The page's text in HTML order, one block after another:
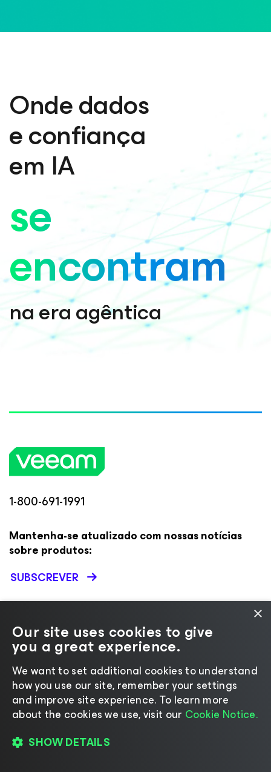
Onde dados
e confiança
em IA
se
encontram
na era agêntica
1-800-691-1991
Mantenha-se atualizado com nossas notícias
sobre produtos:
SUBSCREVER
VEEAM
Sobre
Liderança
Carreiras
Governança Corporativa
Fale Conosco
Comunicados à imprensa
RECURSOS E SUPORTE
Suporte
Documentação técnica
Sucesso do cliente
Renovações
Veeam University
×
Our site uses cookies to give
you a great experience.
We want to set additional cookies to understand
how you use our site, remember your settings
and improve site experience. ​To learn more
about the cookies we use, visit our Cookie Notice.
SHOW DETAILS